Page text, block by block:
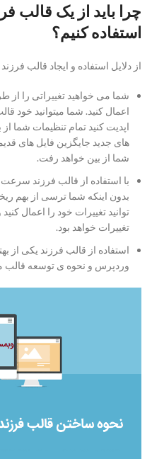
استفاده کنیم؟
از دلایل استفاده و ایجاد قالب
شما می خواهید تغییراتی را
اعمال کنید. شما میتوانید خود
اپدیت کنید تمام تنظیمات شما
های جدید جایگزین فایل های
شما از بین خواهد رفت.
با استفاده از قالب فرزند
بدون اینکه شما ترسی از بهم
توانید تغییرات خود را اعمال
تغییرات خواهد بود.
استفاده از قالب فرزند یکی از
وردپرس و نحوه ی توسعه قالب